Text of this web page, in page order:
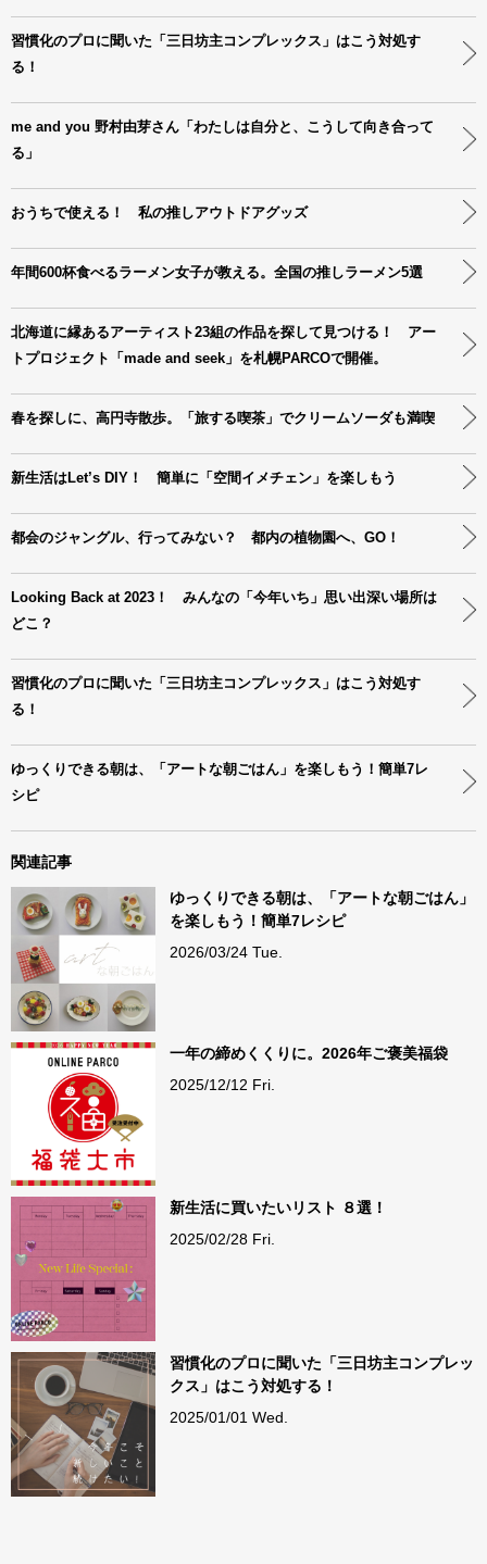
習慣化のプロに聞いた「三日坊主コンプレックス」はこう対処す
る！
me and you 野村由芽さん「わたしは自分と、こうして向き合って
る」
おうちで使える！ 私の推しアウトドアグッズ
年間600杯食べるラーメン女子が教える。全国の推しラーメン5選
北海道に縁あるアーティスト23組の作品を探して見つける！ アー
トプロジェクト「made and seek」を札幌PARCOで開催。
春を探しに、高円寺散歩。「旅する喫茶」でクリームソーダも満喫
新生活はLet’s DIY！ 簡単に「空間イメチェン」を楽しもう
都会のジャングル、行ってみない？ 都内の植物園へ、GO！
Looking Back at 2023！ みんなの「今年いち」思い出深い場所は
どこ？
習慣化のプロに聞いた「三日坊主コンプレックス」はこう対処す
る！
ゆっくりできる朝は、「アートな朝ごはん」を楽しもう！簡単7レ
シピ
関連記事
ゆっくりできる朝は、「アートな朝ごはん」
を楽しもう！簡単7レシピ
2026/03/24 Tue.
一年の締めくくりに。2026年ご褒美福袋
2025/12/12 Fri.
新生活に買いたいリスト ８選！
2025/02/28 Fri.
習慣化のプロに聞いた「三日坊主コンプレッ
クス」はこう対処する！
2025/01/01 Wed.